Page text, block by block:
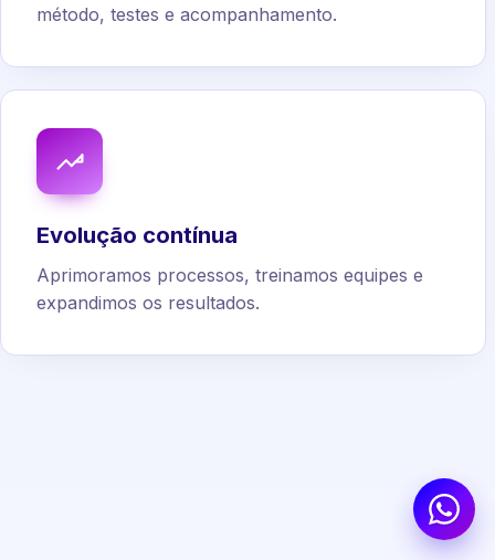
método, testes e acompanhamento.
Evolução contínua
Aprimoramos processos, treinamos equipes e
expandimos os resultados.